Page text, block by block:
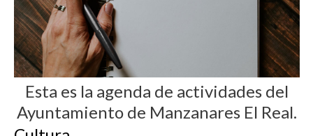
Esta es la agenda de actividades del
Ayuntamiento de Manzanares El Real.